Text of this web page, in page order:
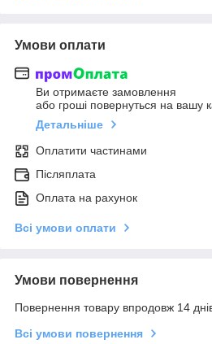
Умови оплати
Ви отримаєте замовлення
або гроші повернуться на вашу
Детальніше
Оплатити частинами
Післяплата
Оплата на рахунок
Всі умови оплати
Умови повернення
Повернення товару впродовж 14
Всі умови повернення